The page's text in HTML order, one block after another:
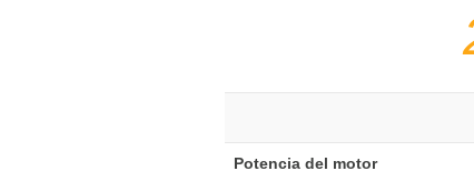
Potencia del motor